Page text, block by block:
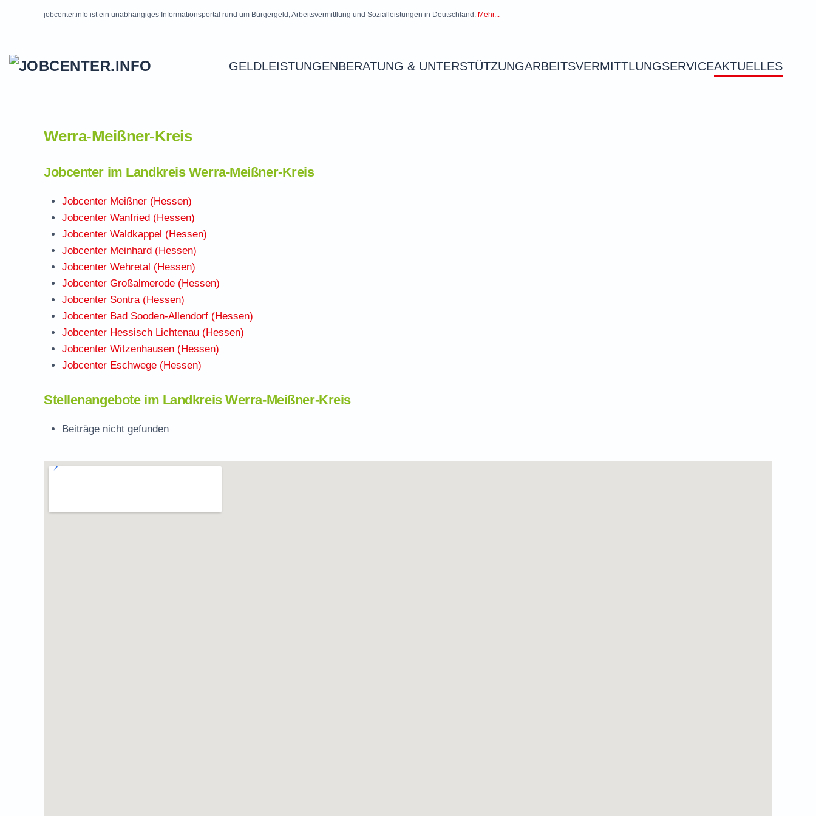
jobcenter.info ist ein unabhängiges Informationsportal rund um Bürgergeld, Arbeitsvermittlung und Sozialleistungen in Deutschland. Mehr...
GELDLEISTUNGENBERATUNG & UNTERSTÜTZUNGARBEITSVERMITTLUNGSERVICEAKTUELLES
Werra-Meißner-Kreis
Jobcenter im Landkreis Werra-Meißner-Kreis
Jobcenter Meißner (Hessen)
Jobcenter Wanfried (Hessen)
Jobcenter Waldkappel (Hessen)
Jobcenter Meinhard (Hessen)
Jobcenter Wehretal (Hessen)
Jobcenter Großalmerode (Hessen)
Jobcenter Sontra (Hessen)
Jobcenter Bad Sooden-Allendorf (Hessen)
Jobcenter Hessisch Lichtenau (Hessen)
Jobcenter Witzenhausen (Hessen)
Jobcenter Eschwege (Hessen)
Stellenangebote im Landkreis Werra-Meißner-Kreis
Beiträge nicht gefunden